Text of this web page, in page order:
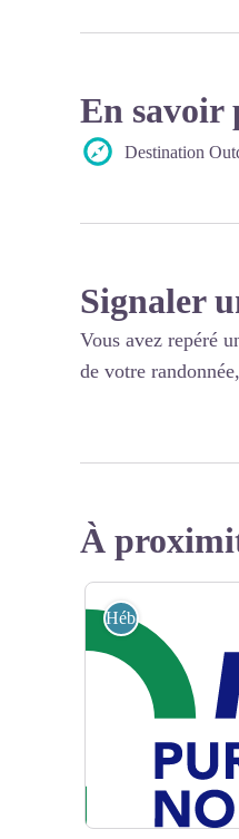
En savoir
Destination
Signaler
Vous avez repéré
de votre
À
Hébergements